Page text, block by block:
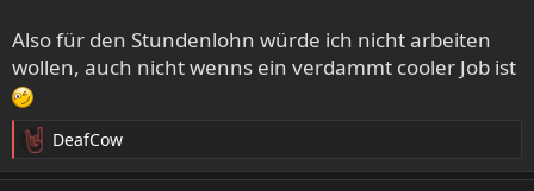
Also für den Stundenlohn würde ich nicht arbeiten
wollen, auch nicht wenns ein verdammt cooler Job ist
R
e
DeafCow